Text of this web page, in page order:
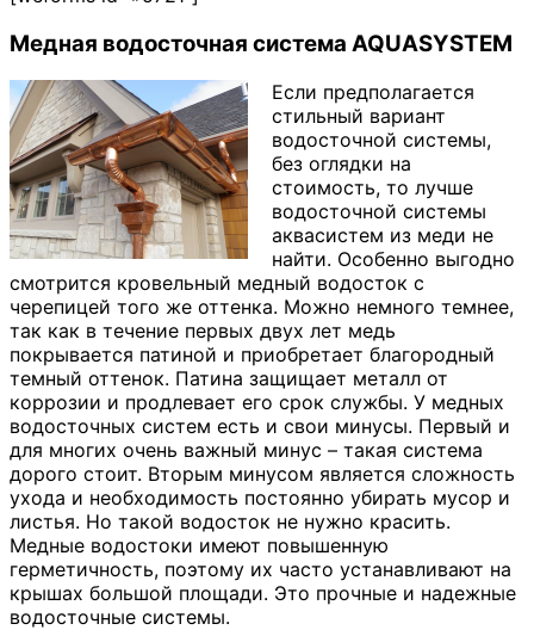
Медная водосточная система AQUASYSTEM
Если предполагается
стильный вариант
водосточной системы,
без оглядки на
стоимость, то лучше
водосточной системы
аквасистем из меди не
найти. Особенно выгодно
смотрится кровельный медный водосток с
черепицей того же оттенка. Можно немного темнее,
так как в течение первых двух лет медь
покрывается патиной и приобретает благородный
темный оттенок. Патина защищает металл от
коррозии и продлевает его срок службы. У медных
водосточных систем есть и свои минусы. Первый и
для многих очень важный минус – такая система
дорого стоит. Вторым минусом является сложность
ухода и необходимость постоянно убирать мусор и
листья. Но такой водосток не нужно красить.
Медные водостоки имеют повышенную
герметичность, поэтому их часто устанавливают на
крышах большой площади. Это прочные и надежные
водосточные системы.